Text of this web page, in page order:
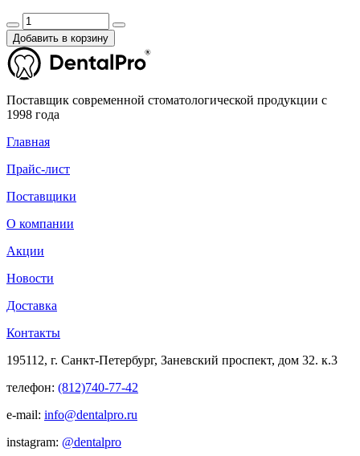
Добавить в корзину
Поставщик современной стоматологической продукции с
1998 года
Главная
Прайс-лист
Поставщики
О компании
Акции
Новости
Доставка
Контакты
195112, г. Санкт-Петербург, Заневский проспект, дом 32. к.3
телефон: (812)740-77-42
e-mail: info@dentalpro.ru
instagram: @dentalpro